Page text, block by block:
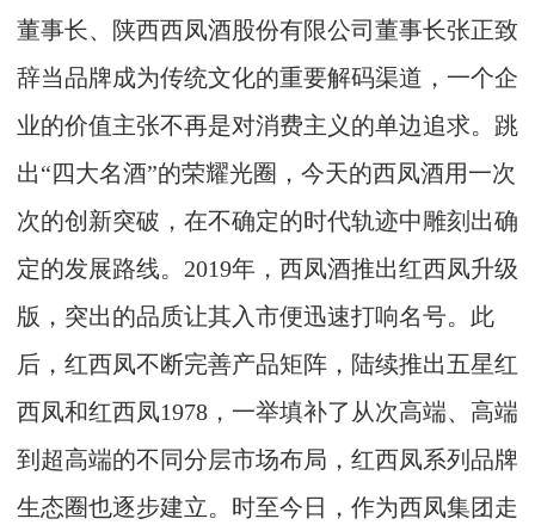
董事长、陕西西凤酒股份有限公司董事长张正致
辞当品牌成为传统文化的重要解码渠道，一个企
业的价值主张不再是对消费主义的单边追求。跳
出“四大名酒”的荣耀光圈，今天的西凤酒用一次
次的创新突破，在不确定的时代轨迹中雕刻出确
定的发展路线。2019年，西凤酒推出红西凤升级
版，突出的品质让其入市便迅速打响名号。此
后，红西凤不断完善产品矩阵，陆续推出五星红
西凤和红西凤1978，一举填补了从次高端、高端
到超高端的不同分层市场布局，红西凤系列品牌
生态圈也逐步建立。时至今日，作为西凤集团走